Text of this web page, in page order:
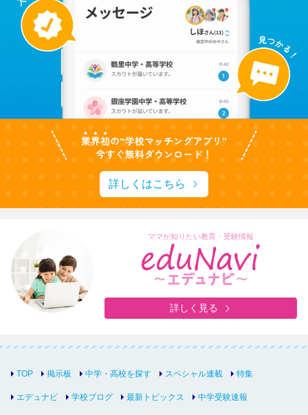
詳しくはこちら
ママが知りたい教育・受験情報
詳しく見る
TOP 掲示板 中学・高校を探す スペシャル連載 特集
エデュナビ 学校ブログ 最新トピックス 中学受験速報